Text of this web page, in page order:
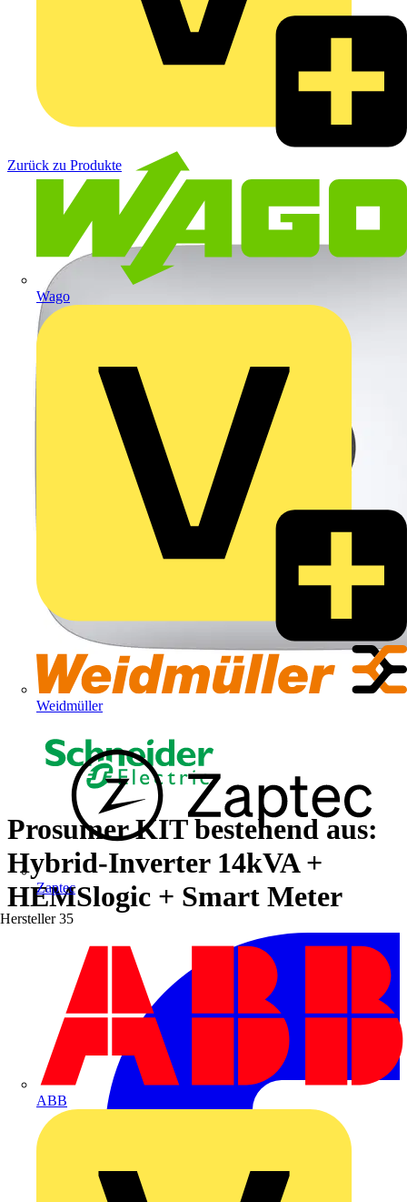
Wago
Weidmüller
Zaptec
Hersteller 35
ABB
Zurück zu Produkte
Prosumer KIT bestehend aus:
Hybrid-Inverter 14kVA +
HEMSlogic + Smart Meter